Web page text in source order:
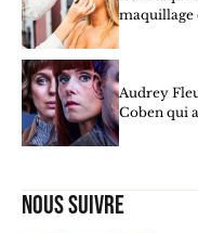
maquillage
Audrey
Coben qui
Nous suivre